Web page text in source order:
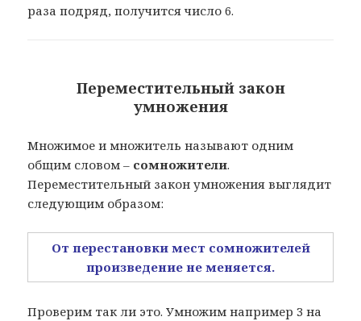
раза подряд, получится число 6.
Переместительный закон
умножения
Множимое и множитель называют одним
общим словом – сомножители.
Переместительный закон умножения выглядит
следующим образом:
От перестановки мест сомножителей
произведение не меняется.
Проверим так ли это. Умножим например 3 на